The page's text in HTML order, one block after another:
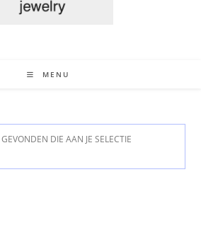
MENU
DIE AAN JE SELECTIE